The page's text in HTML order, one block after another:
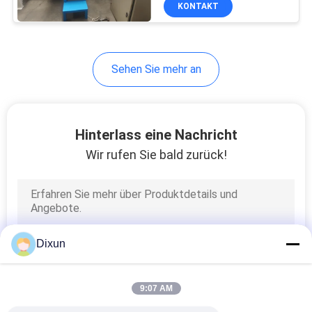
Maschine herstellt
KONTAKT
Sehen Sie mehr an
Hinterlass eine Nachricht
Wir rufen Sie bald zurück!
Dixun
9:07 AM